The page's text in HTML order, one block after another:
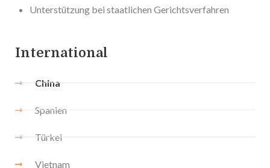
International
China
Spanien
Türkei
Vietnam
Unterstützung bei staatlichen Gerichtsverfahren